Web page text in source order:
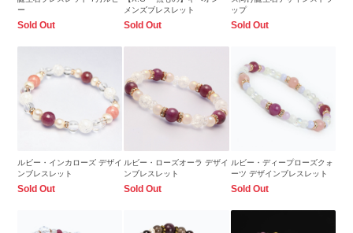
ー
Sold Out
メンズブレスレット
Sold Out
ップ
Sold Out
ルビー・インカローズ デザイ
ンブレスレット
Sold Out
ルビー・ローズオーラ デザイ
ンブレスレット
Sold Out
ルビー・ディープローズクォ
ーツ デザインブレスレット
Sold Out